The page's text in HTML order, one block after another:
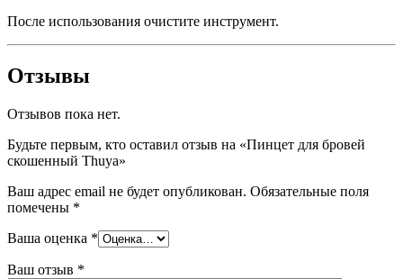
После использования очистите инструмент.
Отзывы
Отзывов пока нет.
Будьте первым, кто оставил отзыв на «Пинцет для бровей
скошенный Thuya»
Ваш адрес email не будет опубликован. Обязательные поля
помечены *
Ваша оценка *
Ваш отзыв *